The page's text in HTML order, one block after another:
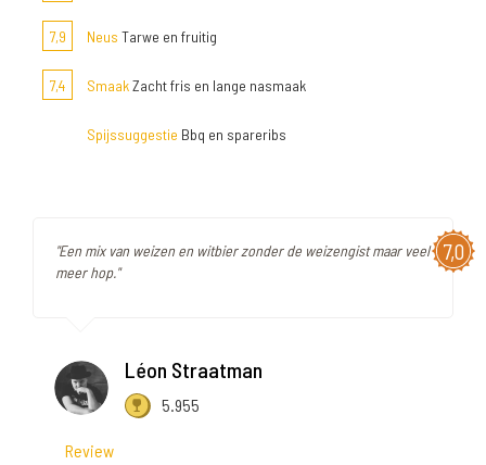
7,9 Neus Tarwe en fruitig
7,4 SmaakZacht fris en lange nasmaak
Spijssuggestie Bbq en spareribs
7,0
"Een mix van weizen en witbier zonder de weizengist maar veel
meer hop."
Léon Straatman
5.955
Review